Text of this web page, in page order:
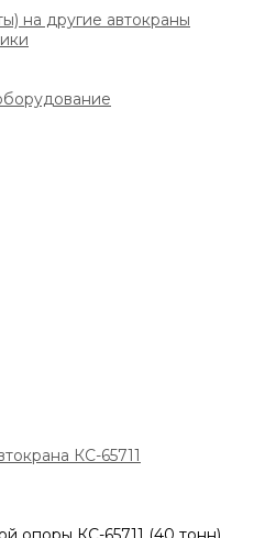
на другие автокраны
КС-65711